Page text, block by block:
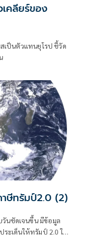
คลียร์ของ
เป็นตัวแทนยุโรป ชี้วัด
ษีทรัมป์2.0 (2)
นชัดเจนขึ้น มีข้อมูล
ะเด็นให้ทรัมป์ 2.0 ใช้